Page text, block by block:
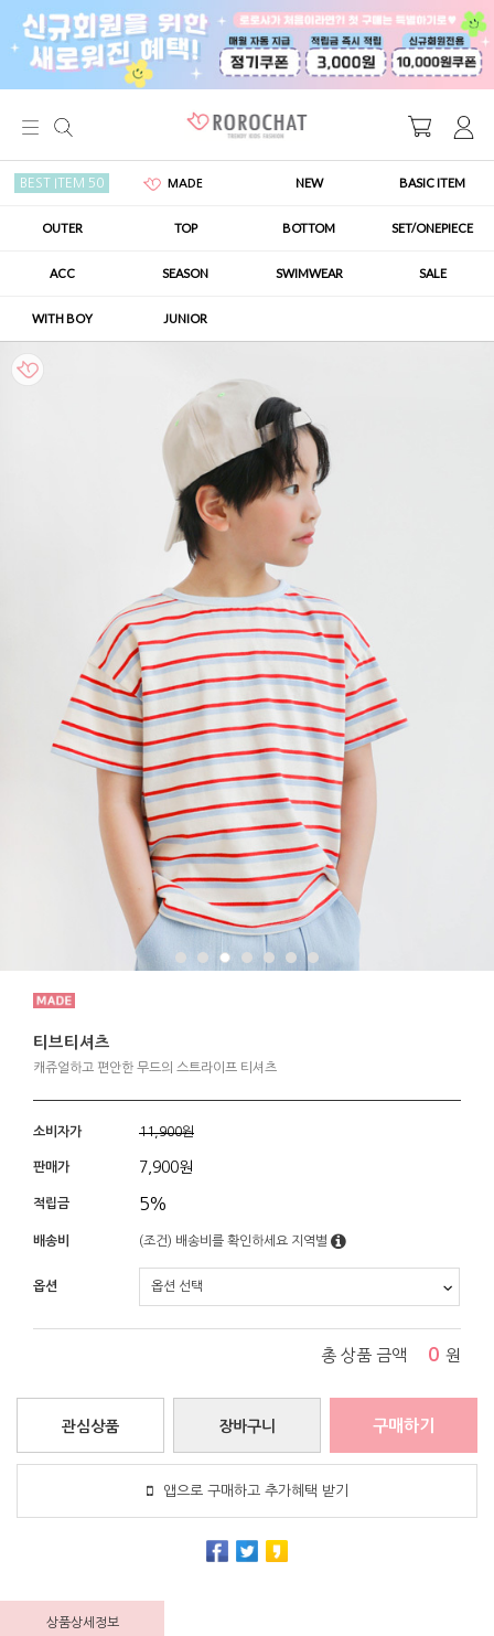
BEST ITEM 50 MADE NEW BASIC ITEM
OUTER TOP BOTTOM SET/ONEPIECE
ACC SEASON SWIMWEAR SALE
WITH BOY JUNIOR
티브티셔츠
캐쥬얼하고 편안한 무드의 스트라이프 티셔츠
소비자가 11,900원
판매가 7,900원
적립금 5%
배송비 (조건) 배송비를 확인하세요 지역별
옵션
총 상품 금액 0 원
장바구니
관심상품 구매하기
앱으로 구매하고 추가혜택 받기
상품상세정보